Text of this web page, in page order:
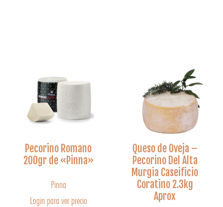
Pecorino Romano
200gr de «Pinna»
Pinna
Login para ver precio
Queso de Oveja –
Pecorino Del Alta
Murgia Caseificio
Coratino 2.3kg
Aprox